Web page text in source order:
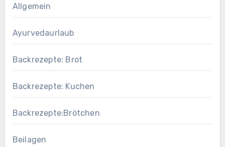
Allgemein
Ayurvedaurlaub
Backrezepte: Brot
Backrezepte: Kuchen
Backrezepte:Brötchen
Beilagen